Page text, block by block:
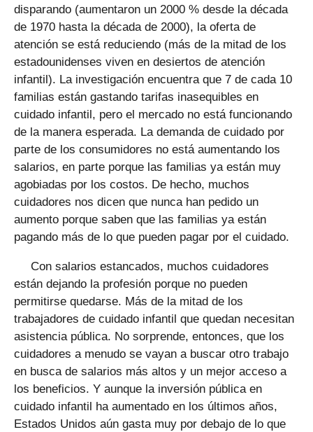
disparando (aumentaron un 2000 % desde la década
de 1970 hasta la década de 2000), la oferta de
atención se está reduciendo (más de la mitad de los
estadounidenses viven en desiertos de atención
infantil). La investigación encuentra que 7 de cada 10
familias están gastando tarifas inasequibles en
cuidado infantil, pero el mercado no está funcionando
de la manera esperada. La demanda de cuidado por
parte de los consumidores no está aumentando los
salarios, en parte porque las familias ya están muy
agobiadas por los costos. De hecho, muchos
cuidadores nos dicen que nunca han pedido un
aumento porque saben que las familias ya están
pagando más de lo que pueden pagar por el cuidado.
Con salarios estancados, muchos cuidadores
están dejando la profesión porque no pueden
permitirse quedarse. Más de la mitad de los
trabajadores de cuidado infantil que quedan necesitan
asistencia pública. No sorprende, entonces, que los
cuidadores a menudo se vayan a buscar otro trabajo
en busca de salarios más altos y un mejor acceso a
los beneficios. Y aunque la inversión pública en
cuidado infantil ha aumentado en los últimos años,
Estados Unidos aún gasta muy por debajo de lo que